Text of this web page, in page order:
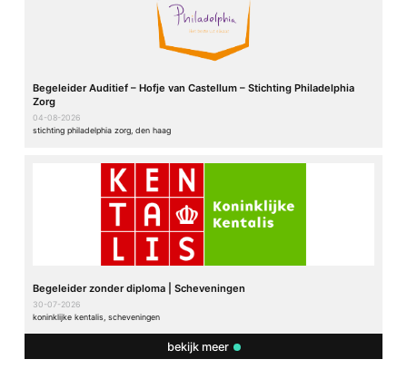
Begeleider Auditief – Hofje van Castellum – Stichting Philadelphia
Zorg
04-08-2026
stichting philadelphia zorg, den haag
Begeleider zonder diploma | Scheveningen
30-07-2026
koninklijke kentalis, scheveningen
bekijk meer